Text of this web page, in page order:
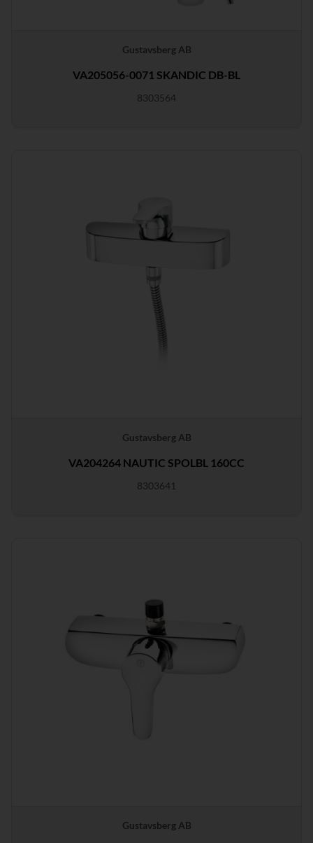
Gustavsberg AB
VA205056-0071 SKANDIC DB-BL
8303564
Gustavsberg AB
VA204264 NAUTIC SPOLBL 160CC
8303641
Gustavsberg AB